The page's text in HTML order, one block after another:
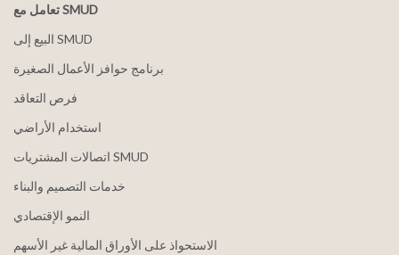
تعامل مع SMUD
البيع إلى SMUD
برنامج حوافز الأعمال الصغيرة
فرص التعاقد
استخدام الأراضي
اتصالات المشتريات SMUD
خدمات التصميم والبناء
النمو الإقتصادي
الاستحواذ على الأوراق المالية غير الأسهم